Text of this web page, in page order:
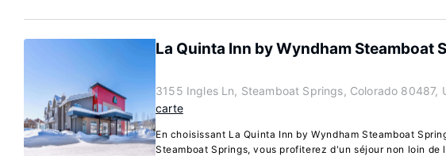
La Quinta Inn by Wyndham Steamboat
3155 Ingles Ln, Steamboat Springs, Colorado 80487,
carte
En choisissant La Quinta Inn by Wyndham Steamboat
Steamboat Springs, vous profiterez d'un séjour non loin de